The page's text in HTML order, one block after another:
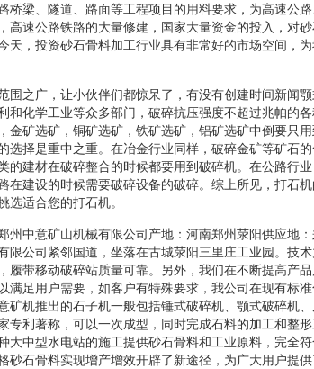
桥梁、隧道、路面等工程项目的用料要求，为高速公
高速公路铁路的大量修建，国家大量资金的投入，对
天，投资砂石骨料加工行业具有非常好的市场空间，
围之广，让小伙伴们都惊呆了，有没有创建时间新闻
和化学工业等众多部门，破碎抗压强度不超过兆帕的各
金矿选矿，铜矿选矿，铁矿选矿，铝矿选矿中倒要只
选择是重中之重。在冶金行业同样，破碎金矿等矿石
的建材在破碎整合的时候都要用到破碎机。在公路行
在建设的时候需要破碎设备的破碎。综上所见，打石
选适合您的打石机。
州中意矿山机械有限公司产地：河南郑州荥阳供应地
限公司紧邻国道，坐落在古城荥阳三里庄工业园。技
履带移动破碎站质量可靠。另外，我们在不断提高产
满足用户需要，如客户有特殊要求，我公司在现有标
矿机推出的石子机一般包括锤式破碎机、颚式破碎机
专利著称，可以一次成型，同时完成石料的加工和整
大中型水电站的施工提供砂石骨料和工业原料，完全
砂石骨料实现增产增效开辟了新途径，为广大用户提